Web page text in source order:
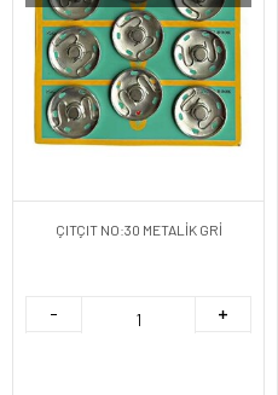
ÇITÇIT NO:30 METALİK GRİ